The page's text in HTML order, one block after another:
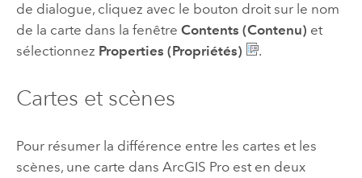
de dialogue, cliquez avec le bouton droit sur le nom
de la carte dans la fenêtre Contents (Contenu) et
sélectionnez Properties (Propriétés) .
Cartes et scènes
Pour résumer la différence entre les cartes et les
scènes, une carte dans ArcGIS Proest en deux